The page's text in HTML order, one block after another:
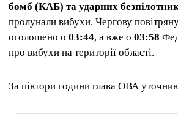
бомб (КАБ) та ударних
пролунали вибухи. Чергову
оголошено о 03:44, а вже о 03:58
про вибухи на території області.
За півтори години глава ОВА